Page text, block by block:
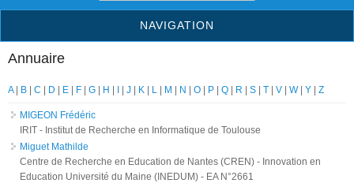
NAVIGATION
Annuaire
A | B | C | D | E | F | G | H | I | J | K | L | M | N | O | P | Q | R | S | T | V | W | Y | Z
MIGEON Frédéric
IRIT - Institut de Recherche en Informatique de Toulouse
Miguet Mathilde
Centre de Recherche en Education de Nantes (CREN) - Innovation en
Education Université du Maine (INEDUM) - EA N°2661